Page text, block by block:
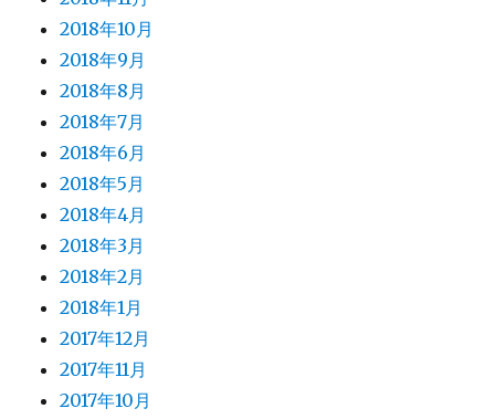
2018年10月
2018年9月
2018年8月
2018年7月
2018年6月
2018年5月
2018年4月
2018年3月
2018年2月
2018年1月
2017年12月
2017年11月
2017年10月